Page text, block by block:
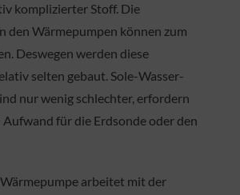
komplizierter Stoff. Die
den Wärmepumpen können zum
Deswegen werden diese
selten gebaut. Sole-Wasser-
nur wenig schlechter, erfordern
Aufwand für die Erdsonde oder den
arbeitet mit der